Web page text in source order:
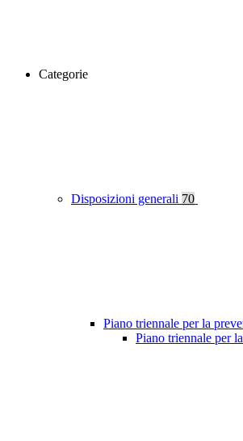
Categorie
Disposizioni generali 70
Piano triennale per la
Piano triennale per